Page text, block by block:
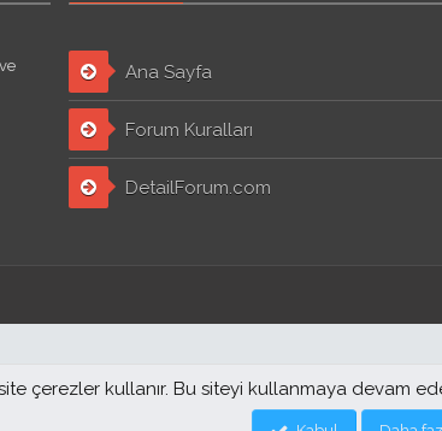
Ana Sayfa
Forum Kuralları
DetailForum.com
çerezler kullanır. Bu siteyi kullanmaya devam